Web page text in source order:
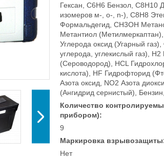
Гексан, C6H6 Бензол, C8H10
изомеров м-, o-, n-), C8H8
Формальдегид, CH3OH
Метантиол
Углерода оксид (Угарный
углерода, углекислый газ),
(Сероводород), HCL
кислота), HF Гидрофторид
Азота оксид, NO2 Азота
(Ангидрид сернистый),
Количество
прибором):
9
Маркировка
Нет